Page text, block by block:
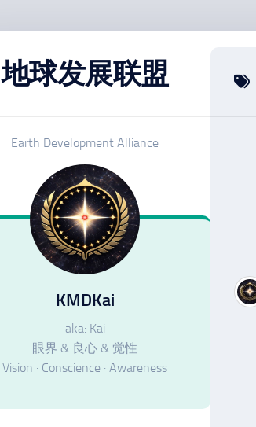
地球发展联盟
Earth Development Alliance
KMDKai
aka: Kai
眼界 & 良心 & 觉性
Vision · Conscience · Awareness